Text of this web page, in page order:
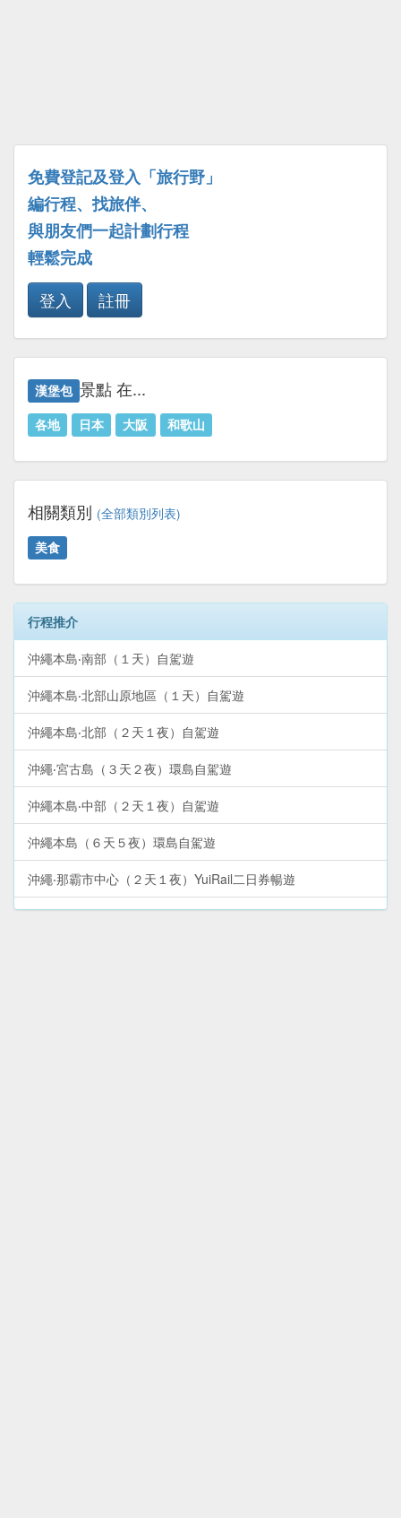
免費登記及登入「旅行野」
編行程、找旅伴、
與朋友們一起計劃行程
輕鬆完成
登入
註冊
漢堡包 景點 在...
各地 日本 大阪 和歌山
相關類別 (全部類別列表)
美食
行程推介
沖繩本島‧南部（１天）自駕遊
沖繩本島‧北部山原地區（１天）自駕遊
沖繩本島‧北部（２天１夜）自駕遊
沖繩‧宮古島（３天２夜）環島自駕遊
沖繩本島‧中部（２天１夜）自駕遊
沖繩本島（６天５夜）環島自駕遊
沖繩‧那霸市中心（２天１夜）YuiRail二日券暢遊
沖繩‧石垣島（３天２夜）環島自駕遊